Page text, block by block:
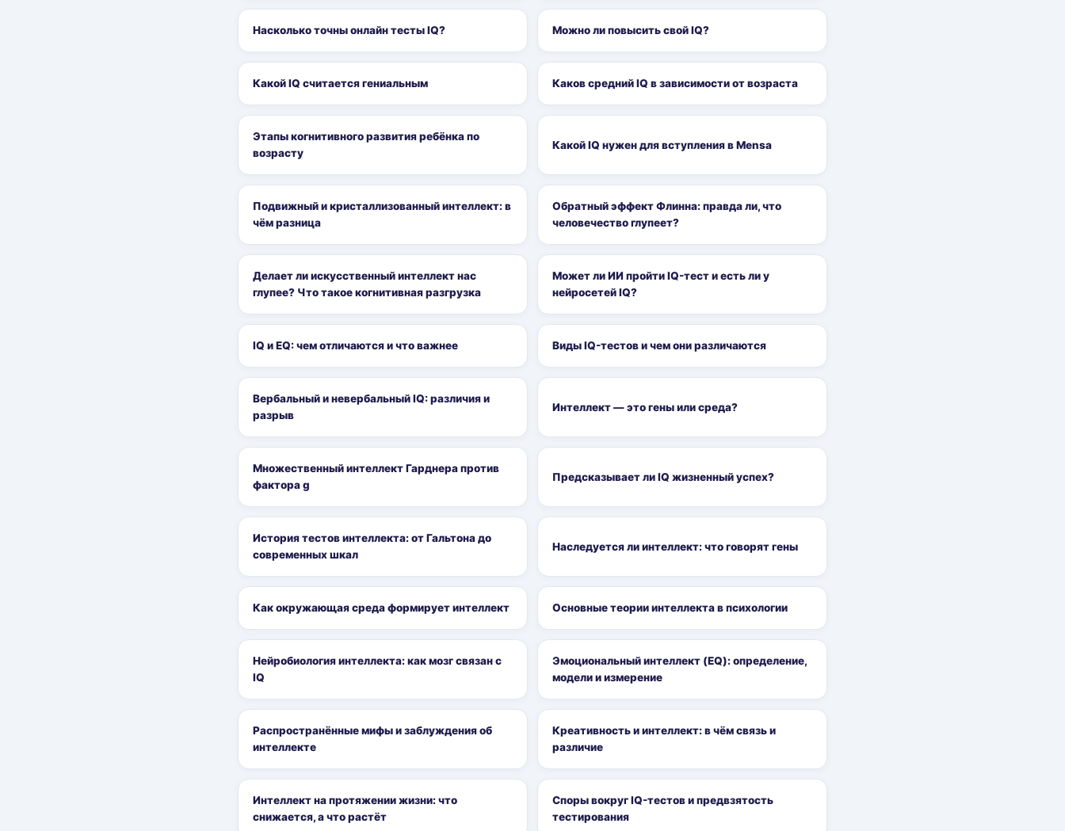
Насколько точны онлайн тесты IQ? Можно ли повысить свой IQ?
Какой IQ считается гениальным Каков средний IQ в зависимости от возраста
Этапы когнитивного развития ребёнка по
возрасту
Какой IQ нужен для вступления в Mensa
Подвижный и кристаллизованный интеллект: в
чём разница
Обратный эффект Флинна: правда ли, что
человечество глупеет?
Делает ли искусственный интеллект нас
глупее? Что такое когнитивная разгрузка
Может ли ИИ пройти IQ-тест и есть ли у
нейросетей IQ?
IQ и EQ: чем отличаются и что важнее Виды IQ-тестов и чем они различаются
Вербальный и невербальный IQ: различия и
разрыв
Интеллект — это гены или среда?
Множественный интеллект Гарднера против
фактора g
Предсказывает ли IQ жизненный успех?
История тестов интеллекта: от Гальтона до
современных шкал
Наследуется ли интеллект: что говорят гены
Как окружающая среда формирует интеллект Основные теории интеллекта в психологии
Нейробиология интеллекта: как мозг связан с
IQ
Эмоциональный интеллект (EQ): определение,
модели и измерение
Распространённые мифы и заблуждения об
интеллекте
Креативность и интеллект: в чём связь и
различие
Интеллект на протяжении жизни: что
снижается, а что растёт
Споры вокруг IQ-тестов и предвзятость
тестирования